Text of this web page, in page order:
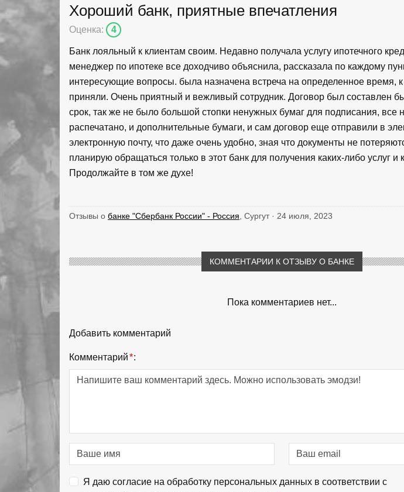
Хороший банк, приятные впечатления
Оценка: 4
Банк лояльный к клиентам своим. Недавно получала услугу ипотечного
менеджер по ипотеке все доходчиво объяснила, рассказала по каждому
интересующие вопросы. была назначена встреча на определенное время,
приняли. Очень приятный и вежливый сотрудник. Договор был составлен
срок, так же не было большой стопки ненужных бумаг для подписания, все
распечатано, и дополнительные бумаги, и сам договор еще отправили в
электронную почту, что даже очень удобно, зная что документы не
планирую обращаться только в этот банк для получения каких-либо услуг и
Продолжайте в том же духе!
Отзывы о банке "Сбербанк России" - Россия , Сургут · 24 июля, 2023
КОММЕНТАРИИ К ОТЗЫВУ О БАНКЕ
Пока комментариев нет...
Добавить комментарий
Комментарий*:
Я даю согласие на обработку персональных данных в соответствии с